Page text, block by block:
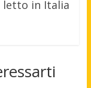
letto in Italia